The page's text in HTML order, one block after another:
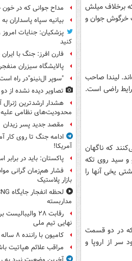
که برخلاف میلش
خرگوش جوان و
لیندا صاحب
راضی است.
که ناگهان
و سید روی تکه
یخی آنها را
که در دو قسمت
سر از ‌اروپا و
مداح جوانی که در
بیانیه سپاه پاسداران
پزشکیان: جنایات
کنید
فارن افرز: جنگ با
پالایشگاه سیزران
"سوپر ال‌نینو"در راه
تصاویر دیده‌ نشده از
هشدار ارشدترین ژنرال
محدودیت‌های نظامی علیه
مقصد جدید پسر زیدان
ادامه جنگ تا روی کار
آمریکا!
پاکستان: باید در
فشار هم‌زمان گرانی
بازار پلاستیک
مداربسته
رقابت ۲۸
نهایی تیم ملی
کامیون با راننده ۸ ساله در اصفهان توقیف شد
مراقب علائم هپاتیت